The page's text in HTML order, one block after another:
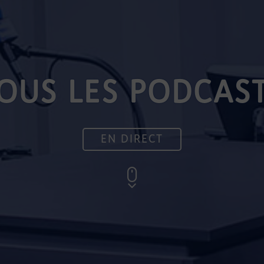
LES
EN DIRECT